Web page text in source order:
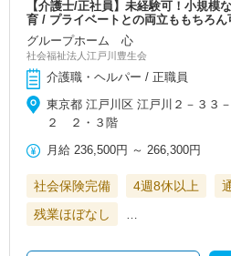
【介護士/正社員】未経験可！小規模
育 / プライベートとの両立ももちろん
グループホーム 心
社会福祉法人江戸川豊生会
介護職・ヘルパー / 正職員
東京都 江戸川区 江戸川２－３
２ ２・３階
月給 236,500円 ～266,300円
社会保険完備 4週8休以上
残業ほぼなし
…